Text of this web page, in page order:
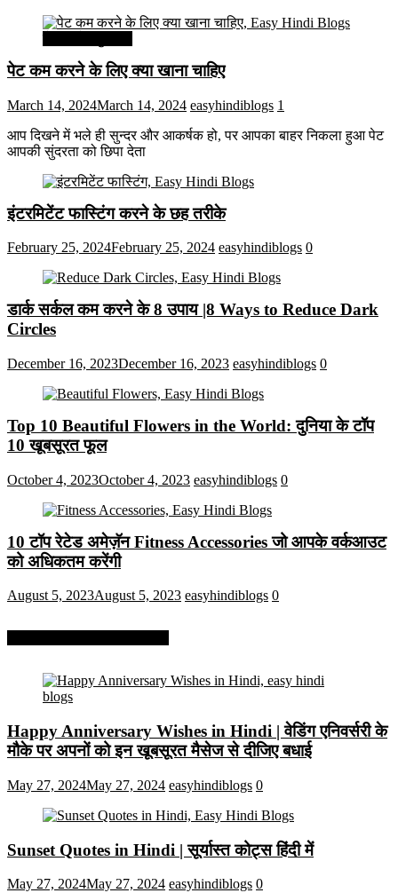
पेट कम करने के लिए क्या खाना चाहिए
March 14, 2024March 14, 2024 easyhindiblogs 1
आप दिखने में भले ही सुन्दर और आकर्षक हो, पर आपका बाहर निकला हुआ पेट
आपकी सुंदरता को छिपा देता
इंटरमिटेंट फास्टिंग करने के छह तरीके
February 25, 2024February 25, 2024 easyhindiblogs 0
डार्क सर्कल कम करने के 8 उपाय |8 Ways to Reduce Dark
Circles
December 16, 2023December 16, 2023 easyhindiblogs 0
Top 10 Beautiful Flowers in the World: दुनिया के टॉप
10 खूबसूरत फूल
October 4, 2023October 4, 2023 easyhindiblogs 0
10 टॉप रेटेड अमेज़ॅन Fitness Accessories जो आपके वर्कआउट
को अधिकतम करेंगी
August 5, 2023August 5, 2023 easyhindiblogs 0
Happy Anniversary Wishes in Hindi | वेडिंग एनिवर्सरी के
मौके पर अपनों को इन खूबसूरत मैसेज से दीजिए बधाई
May 27, 2024May 27, 2024 easyhindiblogs 0
Sunset Quotes in Hindi | सूर्यास्त कोट्स हिंदी में
May 27, 2024May 27, 2024 easyhindiblogs 0